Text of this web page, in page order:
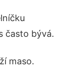
často bývá.
maso.